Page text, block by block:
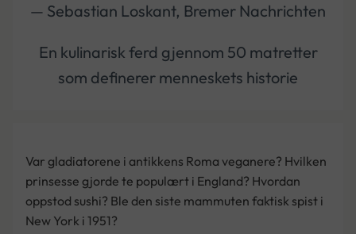
— Sebastian Loskant, Bremer Nachrichten
En kulinarisk ferd ­gjennom 50 matretter
som ­definerer menneskets historie
Var gladiatorene i antikkens Roma veganere? Hvilken
prinsesse gjorde te populært i England? Hvordan
oppstod sushi? Ble den siste mammuten faktisk spist i
New York i 1951?